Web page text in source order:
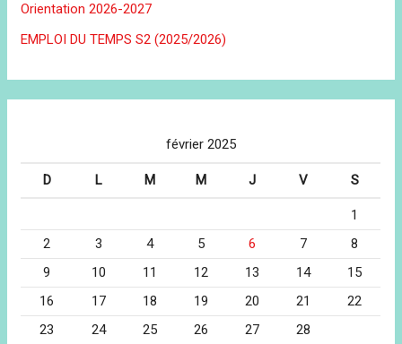
Orientation 2026-2027
EMPLOI DU TEMPS S2 (2025/2026)
février 2025
D L M M J V S
1
2
3 4 5 6 7
8
9
10 11 12 13 14
15
16
17 18 19 20 21
22
23
24 25 26 27 28